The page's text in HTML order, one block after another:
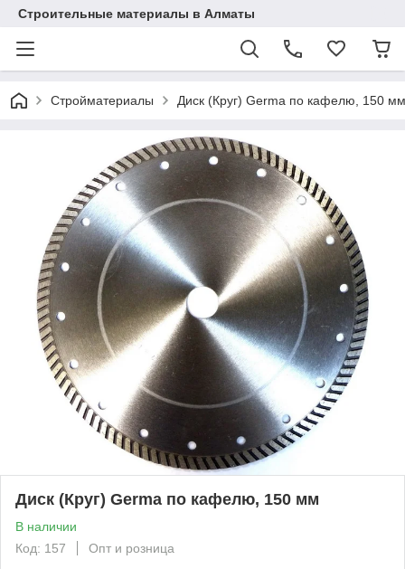
Строительные материалы в Алматы
Стройматериалы Диск (Круг) Germa по кафелю, 150 мм
Диск (Круг) Germa по кафелю, 150 мм
В наличии
Код: 157
Опт и розница